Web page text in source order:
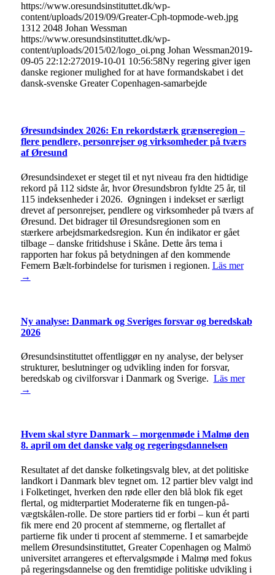
https://www.oresundsinstituttet.dk/wp-
content/uploads/2019/09/Greater-Cph-topmode-web.jpg
1312 2048 Johan Wessman
https://www.oresundsinstituttet.dk/wp-
content/uploads/2015/02/logo_oi.png Johan Wessman2019-
09-05 22:12:272019-10-01 10:56:58Ny regering giver igen
danske regioner mulighed for at have formandskabet i det
dansk-svenske Greater Copenhagen-samarbejde
Øresundsindex 2026: En rekordstærk grænseregion –
flere pendlere, personrejser og virksomheder på tværs
af Øresund
Øresundsindexet er steget til et nyt niveau fra den hidtidige
rekord på 112 sidste år, hvor Øresundsbron fyldte 25 år, til
115 indeksenheder i 2026. Øgningen i indekset er særligt
drevet af personrejser, pendlere og virksomheder på tværs af
Øresund. Det bidrager til Øresundsregionen som en
stærkere arbejdsmarkedsregion. Kun én indikator er gået
tilbage – danske fritidshuse i Skåne. Dette års tema i
rapporten har fokus på betydningen af den kommende
Femern Bælt-forbindelse for turismen i regionen. Läs mer
→
Ny analyse: Danmark og Sveriges forsvar og beredskab
2026
Øresundsinstituttet offentliggør en ny analyse, der belyser
strukturer, beslutninger og udvikling inden for forsvar,
beredskab og civilforsvar i Danmark og Sverige. Läs mer
→
Hvem skal styre Danmark – morgenmøde i Malmø den
8. april om det danske valg og regeringsdannelsen
Resultatet af det danske folketingsvalg blev, at det politiske
landkort i Danmark blev tegnet om. 12 partier blev valgt ind
i Folketinget, hverken den røde eller den blå blok fik eget
flertal, og midterpartiet Moderaterne fik en tungen-på-
vægtskålen-rolle. De store partiers tid er forbi – kun ét parti
fik mere end 20 procent af stemmerne, og flertallet af
partierne fik under ti procent af stemmerne. I et samarbejde
mellem Øresundsinstituttet, Greater Copenhagen og Malmö
universitet arrangeres et eftervalgsmøde i Malmø med fokus
på regeringsdannelse og den fremtidige politiske udvikling i